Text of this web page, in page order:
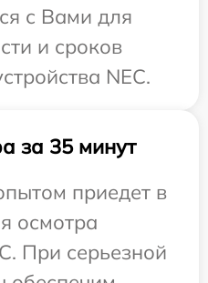
с Вами для
и сроков
NEC.
за 35 минут
приедет в
осмотра
При серьезной